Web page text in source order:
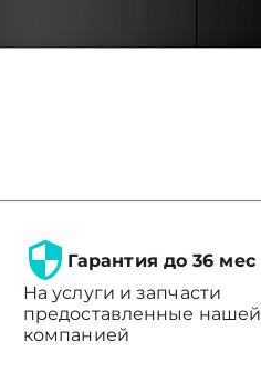
Гарантия до 36 мес
На услуги и запчасти
предоставленные нашей
компанией